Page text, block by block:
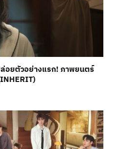
ล่อยตัวอย่างแรก! ภาพยนตร์